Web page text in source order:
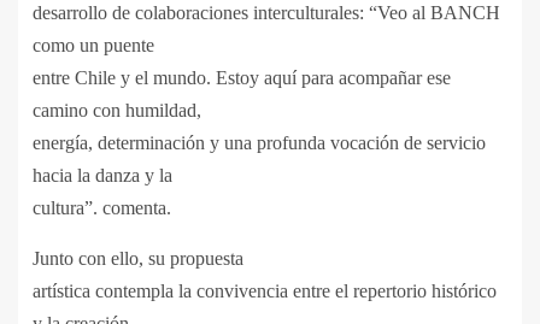
desarrollo de colaboraciones interculturales: “Veo al BANCH
como un puente
entre Chile y el mundo. Estoy aquí para acompañar ese
camino con humildad,
energía, determinación y una profunda vocación de servicio
hacia la danza y la
cultura”. comenta.
Junto con ello, su propuesta
artística contempla la convivencia entre el repertorio histórico